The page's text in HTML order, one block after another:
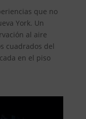
que no
York. Un
al aire
cuadrados del
en el piso